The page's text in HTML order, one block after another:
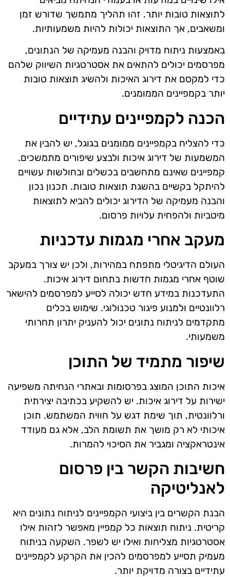
לתוצאות טובות יותר. זהו תהליך מתמשך שדורש זמן
ומשאבים, אך התוצאות יכולות להיות משמעותיות.
באמצעות ניתוח מדויק והבנה מעמיקה של הנתונים,
מפרסמים יכולים להתאים את אסטרטגיות השיווק שלהם
כדי למקסם את דירוג האיכות ולהשיג תוצאות טובות
יותר בקמפיינים הממומנים.
הכנה לקמפיינים עתידיים
כדי להצליח בקמפיינים ממומנים בגוגל, יש להבין את
המשמעות של דירוג איכות ולבצע שיפורים מתמשכים.
קמפיינים שאינם מתחשבים בכשלים ובחולשות עשויים
להיתקל בקשיים בהשגת תוצאות טובות. תכנון נכון
והבנה מעמיקה של הדירוג יכולים להביא לתוצאות
מיטביות ולהפחית עלויות פרסום.
מעקב אחרי מגמות עדכניות
העולם הדיגיטלי מתפתח במהירות, ולכן יש צורך במעקב
שוטף אחרי מגמות חדשות בתחום דירוג איכות.
התעדכנות במידע חדש יכולה לסייע למפרסמים להישאר
רלוונטיים ולמנוע פיגור טכנולוגי. שימוש בכלים
מתקדמים לניתוח נתונים יכול להעניק יתרון תחרותי
משמעותי.
שיפור מתמיד של התוכן
איכות התוכן המוצג בפרסומות ובאתרי הנחיתה משפיעה
ישירות על דירוג איכות. יש להשקיע בכתיבה יצירתית
ורלוונטית, תוך שימת דגש על חווית המשתמש. תוכן
איכותי לא רק מושך את תשומת הלב, אלא גם מעודד
אינטראקציה ומגביר את הסיכוי להמרות.
חשיבות הקשר בין פרסום
לאנליטיקה
הבנת הקשרים בין ביצועי הקמפיינים לניתוח נתונים היא
קריטית. ניתוח תוצאות כל קמפיין מאפשר לזהות אילו
אסטרטגיות מצליחות ואילו יש לשפר. השקעה בניתוח
מעמיק תסייע למפרסמים להכין את הקרקע לקמפיינים
עתידיים בצורה מדויקת יותר.